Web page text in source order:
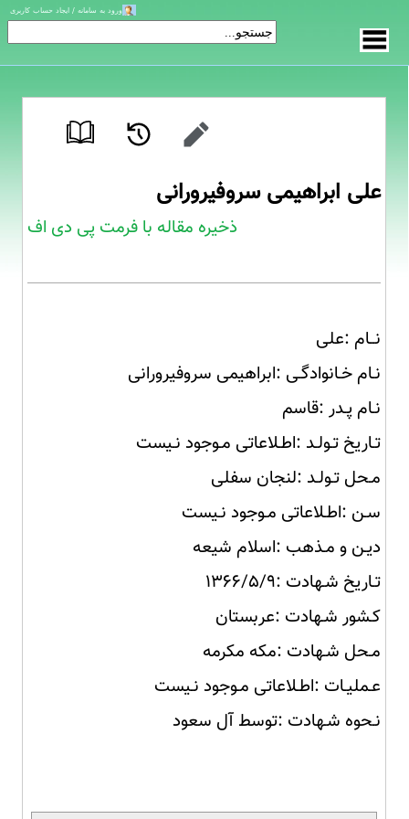
علی ابراهیمی سروفیرورانی
ذخیره مقاله با فرمت پی دی اف
نــام :علی
نـام خـانوادگـی :ابراهیمی سروفیرورانی
نـام پـدر :قاسم
تـاریخ تـولـد :اطـلاعاتی مـوجود نـیست
مـحل تـولـد :لنجان سفلی
سـن :اطـلاعاتی مـوجود نـیست
دیـن و مـذهب :اسلام شیعه
تـاریخ شـهادت :۱۳۶۶/۵/۹
کـشور شـهادت :عربستان
مـحل شـهادت :مکه مکرمه
عـملیـات :اطـلاعاتی مـوجود نـیست
نـحوه شـهادت :توسط آل سعود
ورود به سامانه / ایجاد حساب کاربری